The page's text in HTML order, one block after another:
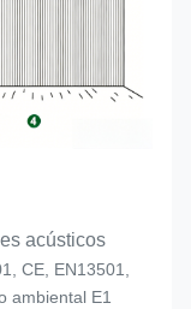
acústicos
CE, EN13501,
ambiental E1